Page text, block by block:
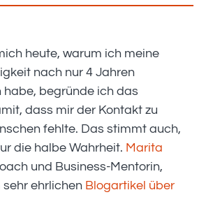
heute, warum ich meine
nach nur 4 Jahren
begründe ich das
dass mir der Kontakt zu
fehlte. Das stimmt auch,
die halbe Wahrheit. Marita
und Business-Mentorin,
ehrlichen Blogartikel über